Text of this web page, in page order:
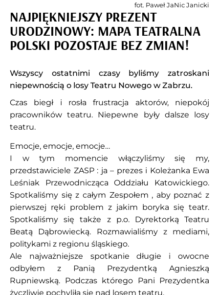
NAJPIĘKNIEJSZY PREZENT
URODZINOWY: MAPA TEATRALNA
POLSKI POZOSTAJE BEZ ZMIAN!
Wszyscy ostatnimi czasy byliśmy zatroskani
niepewnością o losy Teatru Nowego w Zabrzu.
Czas biegł i rosła frustracja aktorów, niepokój
pracowników teatru. Niepewne były dalsze losy
teatru.
Emocje, emocje, emocje…
I w tym momencie włączyliśmy się my,
przedstawiciele ZASP : ja – prezes i Koleżanka Ewa
Leśniak Przewodnicząca Oddziału Katowickiego.
Spotkaliśmy się z całym Zespołem , aby poznać z
pierwszej ręki problem z jakim boryka się teatr.
Spotkaliśmy się także z p.o. Dyrektorką Teatru
Beatą Dąbrowiecką. Rozmawialiśmy z mediami,
politykami z regionu śląskiego.
Ale najważniejsze spotkanie długie i owocne
odbyłem z Panią Prezydentką Agnieszką
Rupniewską. Podczas którego Pani Prezydentka
życzliwie pochyliła się nad losem teatru.
fot. Paweł JaNic Janicki